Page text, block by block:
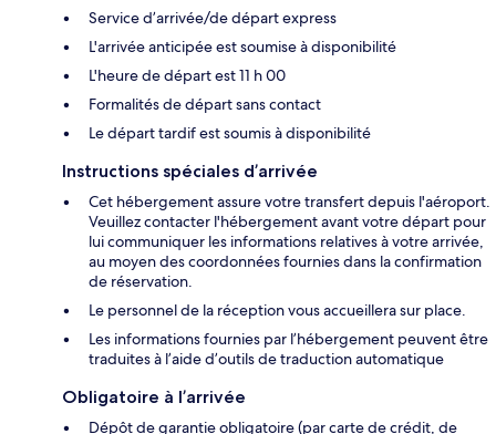
Service d’arrivée/de départ express
L'arrivée anticipée est soumise à disponibilité
L'heure de départ est 11 h 00
Formalités de départ sans contact
Le départ tardif est soumis à disponibilité
Instructions spéciales d’arrivée
Cet hébergement assure votre transfert depuis l'aéroport.
Veuillez contacter l'hébergement avant votre départ pour
lui communiquer les informations relatives à votre arrivée,
au moyen des coordonnées fournies dans la confirmation
de réservation.
Le personnel de la réception vous accueillera sur place.
Les informations fournies par l’hébergement peuvent être
traduites à l’aide d’outils de traduction automatique
Obligatoire à l’arrivée
Dépôt de garantie obligatoire (par carte de crédit, de